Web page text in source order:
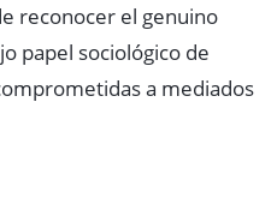
reconocer el genuino
papel sociológico de
a mediados